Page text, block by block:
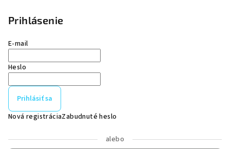
Prihlásenie
E-mail
Heslo
Prihlásiť sa
Nová registráciaZabudnuté heslo
alebo